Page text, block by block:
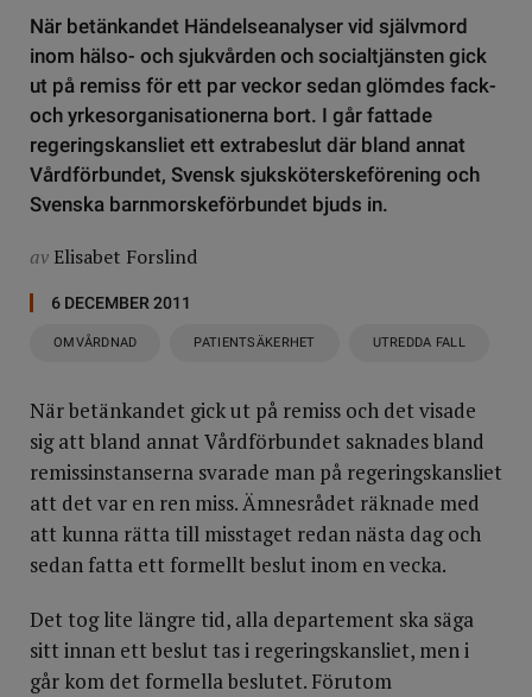
När betänkandet Händelseanalyser vid självmord
inom hälso- och sjukvården och socialtjänsten gick
ut på remiss för ett par veckor sedan glömdes fack-
och yrkesorganisationerna bort. I går fattade
regeringskansliet ett extrabeslut där bland annat
Vårdförbundet, Svensk sjuksköterskeförening och
Svenska barnmorskeförbundet bjuds in.
av Elisabet Forslind
6 DECEMBER 2011
OMVÅRDNAD PATIENTSÄKERHET UTREDDA FALL
När betänkandet gick ut på remiss och det visade
sig att bland annat Vårdförbundet saknades bland
remissinstanserna svarade man på regeringskansliet
att det var en ren miss. Ämnesrådet räknade med
att kunna rätta till misstaget redan nästa dag och
sedan fatta ett formellt beslut inom en vecka.
Det tog lite längre tid, alla departement ska säga
sitt innan ett beslut tas i regeringskansliet, men i
går kom det formella beslutet. Förutom